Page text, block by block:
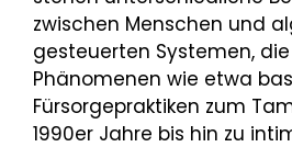
zwischen Menschen und
gesteuerten Systemen,
Phänomenen wie etwa
Fürsorgepraktiken zum
1990er Jahre bis hin zu